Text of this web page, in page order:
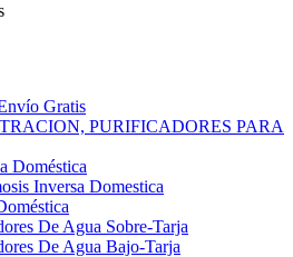
Gratis
PURIFICADORES PARA
Doméstica
Inversa Domestica
De Agua Sobre-Tarja
De Agua Bajo-Tarja